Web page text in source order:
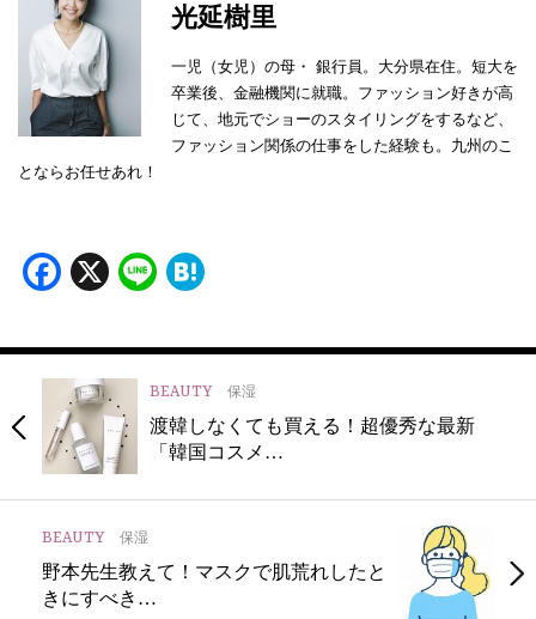
光延樹里
一児（女児）の母・ 銀行員。大分県在住。短大を
卒業後、金融機関に就職。ファッション好きが高
じて、地元でショーのスタイリングをするなど、
ファッション関係の仕事をした経験も。九州のこ
とならお任せあれ！
Facebook
X Line
BEAUTY 保湿
渡韓しなくても買える！超優秀な最新
「韓国コスメ…
BEAUTY 保湿
野本先生教えて！マスクで肌荒れしたと
きにすべき…